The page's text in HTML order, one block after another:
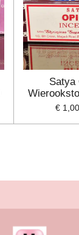
Satya
€ 1,00